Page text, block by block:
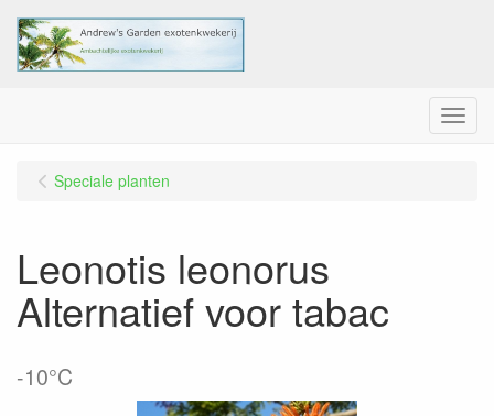
Menu
Speciale planten
Leonotis leonorus
Alternatief voor tabac
-10°C